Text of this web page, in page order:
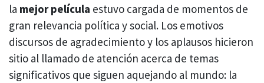
la mejor película estuvo cargada de momentos de
gran relevancia política y social. Los emotivos
discursos de agradecimiento y los aplausos hicieron
sitio al llamado de atención acerca de temas
significativos que siguen aquejando al mundo: la